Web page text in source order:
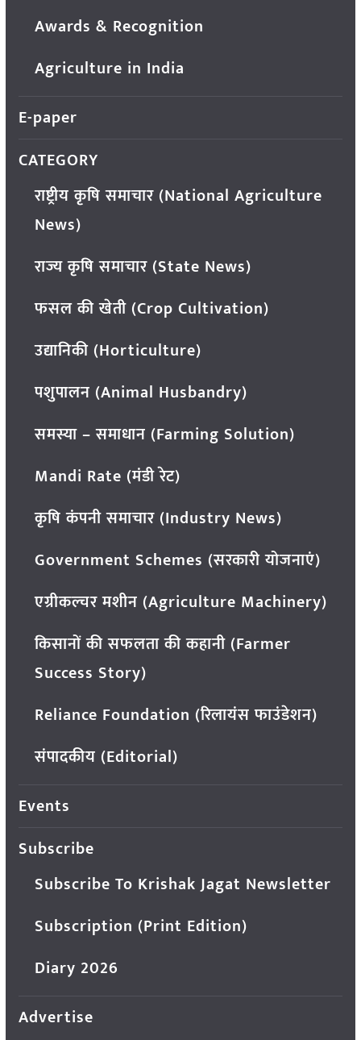
Awards & Recognition
Agriculture in India
E-paper
CATEGORY
राष्ट्रीय कृषि समाचार (National Agriculture
News)
राज्य कृषि समाचार (State News)
फसल की खेती (Crop Cultivation)
उद्यानिकी (Horticulture)
पशुपालन (Animal Husbandry)
समस्या – समाधान (Farming Solution)
Mandi Rate (मंडी रेट)
कृषि कंपनी समाचार (Industry News)
Government Schemes (सरकारी योजनाएं)
एग्रीकल्चर मशीन (Agriculture Machinery)
किसानों की सफलता की कहानी (Farmer
Success Story)
Reliance Foundation (रिलायंस फाउंडेशन)
संपादकीय (Editorial)
Events
Subscribe
Subscribe To Krishak Jagat Newsletter
Subscription (Print Edition)
Diary 2026
Advertise